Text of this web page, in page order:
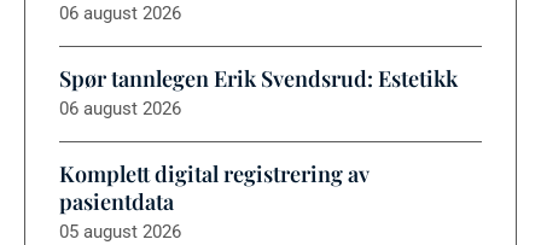
06 august 2026
Spør tannlegen Erik Svendsrud: Estetikk
06 august 2026
Komplett digital registrering av
pasientdata
05 august 2026